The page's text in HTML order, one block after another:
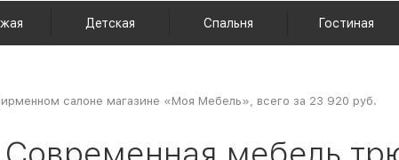
Детская Спальня Гостиная
салоне магазине «Моя Мебель», всего за 23 920 руб.